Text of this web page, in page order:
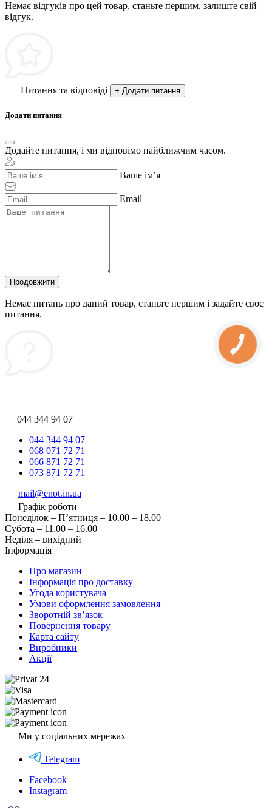
Немає відгуків про цей товар, станьте першим, залиште свій
відгук.
Питання та відповіді + Додати питання
Додати питання
Додайте питання, і ми відповімо найближчим часом.
Ваше ім’я
Email
Продовжити
Немає питань про даний товар, станьте першим і задайте своє
питання.
044 344 94 07
044 344 94 07
068 071 72 71
066 871 72 71
073 871 72 71
mail@enot.in.ua
Графік роботи
Понеділок – П’ятниця – 10.00 – 18.00
Субота – 11.00 – 16.00
Неділя – вихідний
Інформація
Про магазин
Інформація про доставку
Угода користувача
Умови оформлення замовлення
Зворотній зв’язок
Повернення товару
Карта сайту
Виробники
Акції
Ми у соціальних мережах
Telegram
Facebook
Instagram